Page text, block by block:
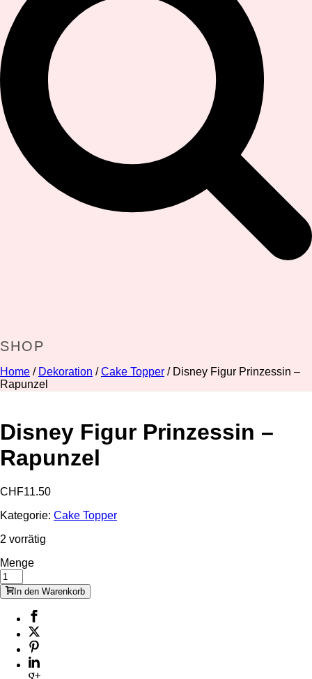
SHOP
Home / Dekoration / Cake Topper / Disney Figur Prinzessin –
Rapunzel
Disney Figur Prinzessin –
Rapunzel
CHF11.50
Kategorie: Cake Topper
2 vorrätig
Menge
In den Warenkorb